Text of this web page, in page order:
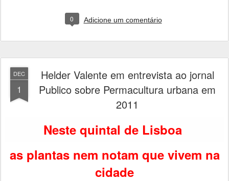
0 Adicione um comentário
DEC
1
Helder Valente em entrevista ao jornal
Publico sobre Permacultura urbana em
2011
Neste quintal de Lisboa
as plantas nem notam que vivem na
cidade